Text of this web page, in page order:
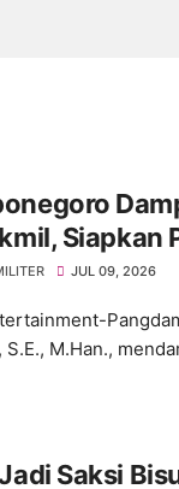
Siapkan
Emas
JUL 09, 2026
M.Han.,
Prajurit